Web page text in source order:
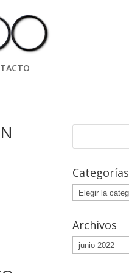
Categorías
Categorías
Archivos
Archivos